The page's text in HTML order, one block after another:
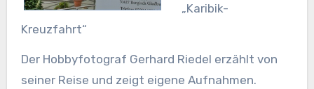
„Karibik-
Kreuzfahrt“
Der Hobbyfotograf Gerhard Riedel erzählt von
seiner Reise und zeigt eigene Aufnahmen.